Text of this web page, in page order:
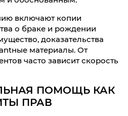
включают копии
о браке и рождении
доказательства
материалы. От
часто зависит скорость
ПОМОЩЬ КАК
ПРАВ